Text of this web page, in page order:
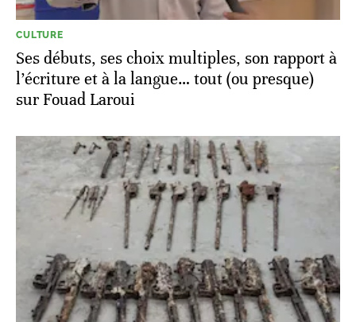
CULTURE
Ses débuts, ses choix multiples, son rapport à
l’écriture et à la langue… tout (ou presque)
sur Fouad Laroui